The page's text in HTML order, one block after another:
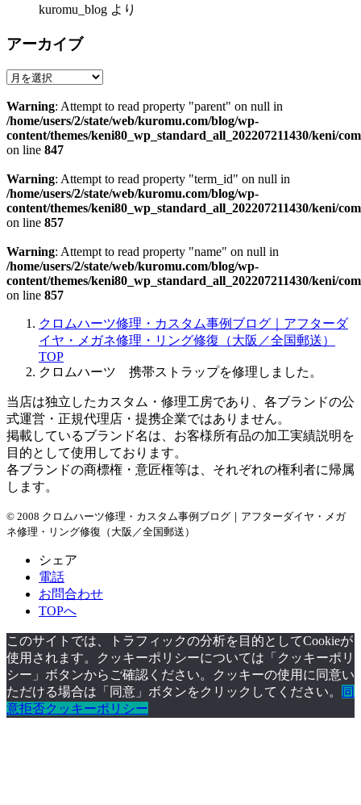
kuromu_blog より
アーカイブ
ア
カ
イ
ブ
Warning: Attempt to read property "parent" on null in
/home/users/2/state/web/kuromu.com/blog/wp-
content/themes/keni80_wp_standard_all_202207211430/keni/
on line 847
Warning: Attempt to read property "term_id" on null in
/home/users/2/state/web/kuromu.com/blog/wp-
content/themes/keni80_wp_standard_all_202207211430/keni/
on line 857
Warning: Attempt to read property "name" on null in
/home/users/2/state/web/kuromu.com/blog/wp-
content/themes/keni80_wp_standard_all_202207211430/keni/
on line 857
クロムハーツ修理・カスタム事例ブログ｜アフターダ
イヤ・メガネ修理・リング修復（大阪／全国郵送）
TOP
クロムハーツ 携帯ストラップを修理しました。
当店は独立したカスタム・修理工房であり、各ブランドの公
式運営・正規代理店・提携企業ではありません。
掲載しているブランド名は、お客様所有品の加工実績説明を
目的として使用しております。
各ブランドの商標権・意匠権等は、それぞれの権利者に帰属
します。
© 2008 クロムハーツ修理・カスタム事例ブログ｜アフターダイヤ・メガ
ネ修理・リング修復（大阪／全国郵送）
シェア
電話
お問合わせ
TOPへ
このサイトでは、トラフィックの分析を目的としてCookieが
使用されます。クッキーポリシーについては「クッキーポリ
シー」ボタンからご確認ください。クッキーの使用に同意い
ただける場合は「同意」ボタンをクリックしてください。
同
意拒否クッキーポリシー